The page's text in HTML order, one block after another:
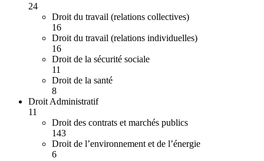
24
Droit du travail (relations collectives)
16
Droit du travail (relations individuelles)
16
Droit de la sécurité sociale
11
Droit de la santé
8
Droit Administratif
11
Droit des contrats et marchés publics
143
Droit de l’environnement et de l’énergie
6